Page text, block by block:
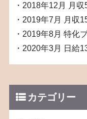
・2018年12月 月収
・2019年7月 月収
・2019年8月 特化
・2020年3月 日給
カテゴリー